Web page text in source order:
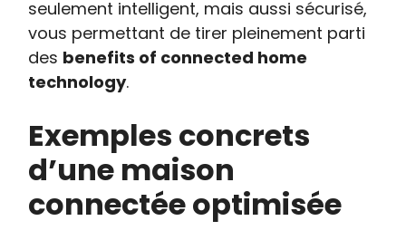
seulement intelligent, mais aussi sécurisé,
vous permettant de tirer pleinement parti
des benefits of connected home
technology.
Exemples concrets
d’une maison
connectée optimisée